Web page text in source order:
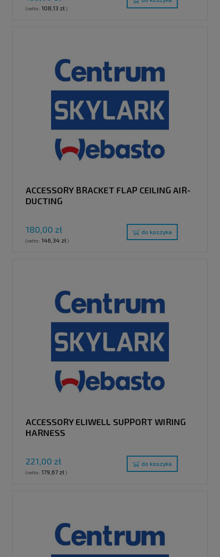
(netto: 108,13 zł)
ACCESSORY BRACKET FLAP CEILING AIR-
DUCTING
180,00 zł
(netto: 146,34 zł)
do koszyka
ACCESSORY ELIWELL SUPPORT WIRING
HARNESS
221,00 zł
(netto: 179,67 zł)
do koszyka